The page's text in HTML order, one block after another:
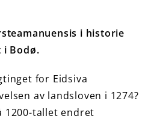
i historie
i Bodø.
for Eidsiva
av landsloven i 1274?
1200-tallet endret